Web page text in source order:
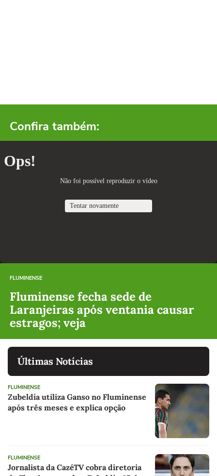
Confira também:
FLUMINENSE
Fluminense fecha sede de
Laranjeiras após ventania causar
estragos; veja
Últimas Notícias
FLUMINENSE
Zubeldía utiliza Ganso no Fluminense
após três meses e explica opção
FLUMINENSE
Jornalista da CazéTV cobra diretoria